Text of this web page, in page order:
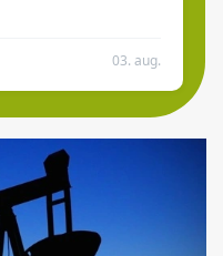
03. aug.